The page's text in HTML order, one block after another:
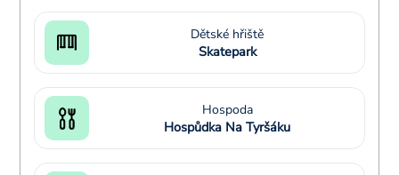
Dětské hřiště
Skatepark
Hospoda
Hospůdka Na Tyršáku